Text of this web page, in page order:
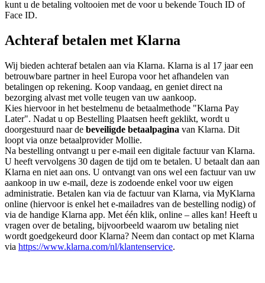
kunt u de betaling voltooien met de voor u bekende Touch ID of
Face ID.
Achteraf betalen met Klarna
Wij bieden achteraf betalen aan via Klarna. Klarna is al 17 jaar een
betrouwbare partner in heel Europa voor het afhandelen van
betalingen op rekening. Koop vandaag, en geniet direct na
bezorging alvast met volle teugen van uw aankoop.
Kies hiervoor in het bestelmenu de betaalmethode "Klarna Pay
Later". Nadat u op Bestelling Plaatsen heeft geklikt, wordt u
doorgestuurd naar de beveiligde betaalpagina van Klarna. Dit
loopt via onze betaalprovider Mollie.
Na bestelling ontvangt u per e-mail een digitale factuur van Klarna.
U heeft vervolgens 30 dagen de tijd om te betalen. U betaalt dan aan
Klarna en niet aan ons. U ontvangt van ons wel een factuur van uw
aankoop in uw e-mail, deze is zodoende enkel voor uw eigen
administratie. Betalen kan via de factuur van Klarna, via MyKlarna
online (hiervoor is enkel het e-mailadres van de bestelling nodig) of
via de handige Klarna app. Met één klik, online – alles kan! Heeft u
vragen over de betaling, bijvoorbeeld waarom uw betaling niet
wordt goedgekeurd door Klarna? Neem dan contact op met Klarna
via https://www.klarna.com/nl/klantenservice.